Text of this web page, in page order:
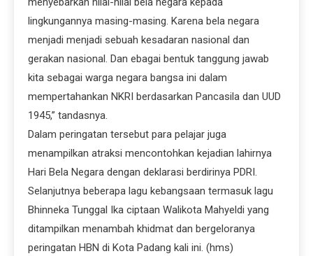
lingkungannya masing-masing. Karena bela negara
menjadi menjadi sebuah kesadaran nasional dan
gerakan nasional. Dan ebagai bentuk tanggung jawab
kita sebagai warga negara bangsa ini dalam
mempertahankan NKRI berdasarkan Pancasila dan UUD
1945,” tandasnya.
Dalam peringatan tersebut para pelajar juga
menampilkan atraksi mencontohkan kejadian lahirnya
Hari Bela Negara dengan deklarasi berdirinya PDRI.
Selanjutnya beberapa lagu kebangsaan termasuk lagu
Bhinneka Tunggal Ika ciptaan Walikota Mahyeldi yang
ditampilkan menambah khidmat dan bergeloranya
peringatan HBN di Kota Padang kali ini. (hms)